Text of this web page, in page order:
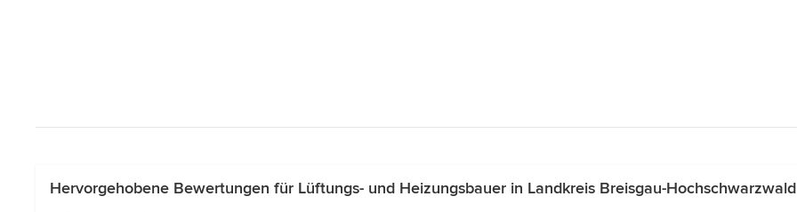
Hervorgehobene Bewertungen für Lüftungs- und Heizungsbauer in Landkreis Breisgau-Hochschwarzwald